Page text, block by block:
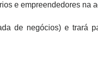
e empreendedores na
de negócios) e trará